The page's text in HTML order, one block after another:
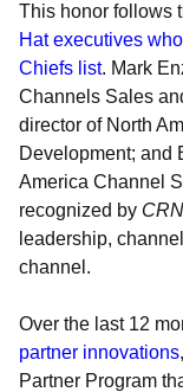
This honor follows
Hat executives
Chiefs list. Mark
Channels Sales
director of North
Development; and
America Channel
recognized by CRN
leadership,
channel.
Over the last 12
partner innovations
Partner Program